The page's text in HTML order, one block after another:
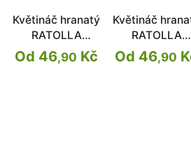
Květináč hranatý
RATOLLA
SQUARE
Od 46,90 Kč
Květináč
RATOLLA
SQUARE
Od 46,90